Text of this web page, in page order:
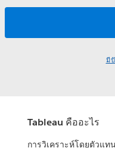
มี
Tableau คืออะไร
การวิเคราะห์โดยตัวแท